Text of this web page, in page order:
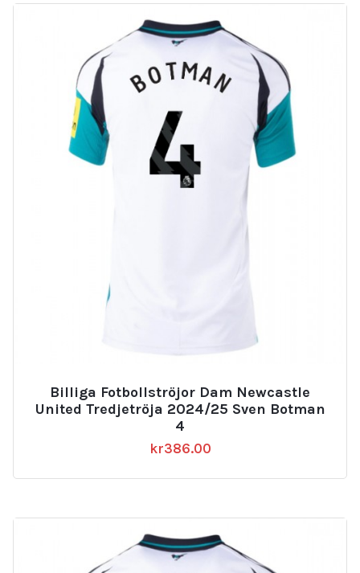
Billiga Fotbollströjor Dam Newcastle
United Tredjetröja 2024/25 Sven Botman
4
kr386.00